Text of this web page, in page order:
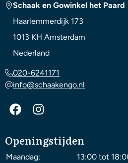
Schaak en Gowinkel het Paard
Haarlemmerdijk 173
1013 KH Amsterdam
Nederland
020-6241171
info@schaakengo.nl
Openingstijden
Maandag:
13:00 tot